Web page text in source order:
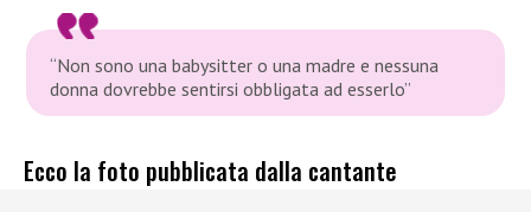
“Non sono una babysitter o una madre e nessuna
donna dovrebbe sentirsi obbligata ad esserlo”
Ecco la foto pubblicata dalla cantante